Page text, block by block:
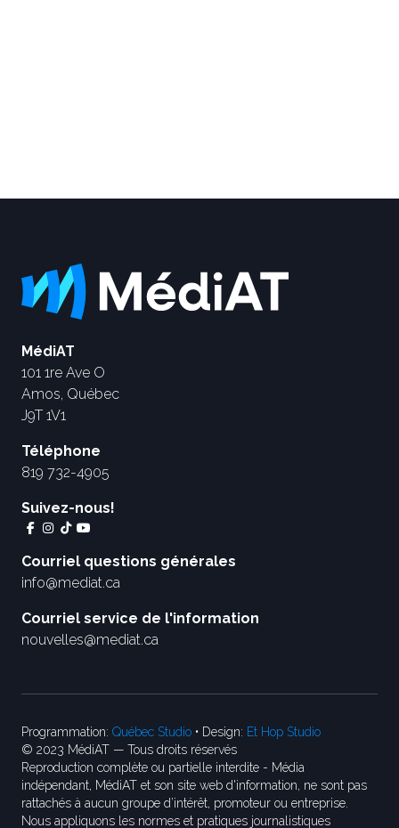
MédiAT
101 1re Ave O
Amos, Québec
J9T 1V1
Téléphone
819 732-4905
Suivez-nous!
Courriel questions générales
info@mediat.ca
Courriel service de l'information
nouvelles@mediat.ca
Programmation: Québec Studio • Design: Et Hop Studio
© 2023 MédiAT — Tous droits réservés
Reproduction complète ou partielle interdite - Média
indépendant, MédiAT et son site web d'information, ne sont pas
rattachés à aucun groupe d’intérêt, promoteur ou entreprise.
Nous appliquons les normes et pratiques journalistiques